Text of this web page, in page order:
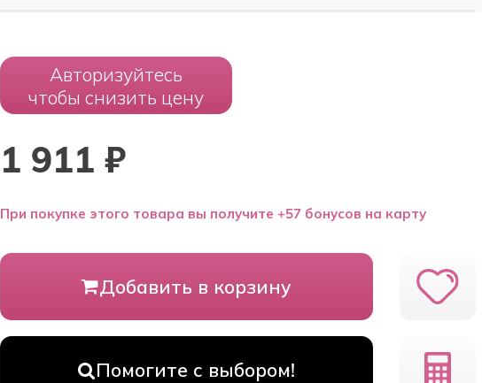
Авторизуйтесь
чтобы снизить цену
1 911 ₽
При покупке этого товара вы получите +57 бонусов на карту
Добавить в корзину
Помогите с выбором!